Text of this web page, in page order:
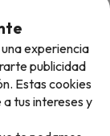
experiencia
publicidad
Estas cookies
tus intereses y